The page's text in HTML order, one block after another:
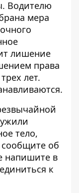
Водителю
мера
лишение
права
лет.
тело,
об
напишите в
к